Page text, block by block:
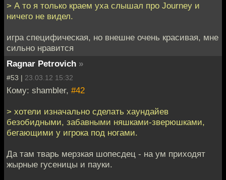
> А то я только краем уха слышал про Journey и
ничего не видел.
игра специфическая, но внешне очень красивая, мне
сильно нравится
Ragnar Petrovich »
#53 | 23.03.12 15:32
Кому: shambler, #42
> хотели изначально сделать хаундайев
безобидными, забавными няшками-зверюшками,
бегающими у игрока под ногами.
Да там тварь мерзкая шопесдец - на ум приходят
жырные гусеницы и пауки.